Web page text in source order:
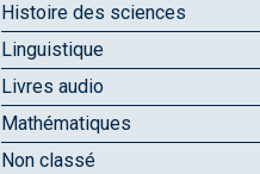
Histoire des sciences
Linguistique
Livres audio
Mathématiques
Non classé